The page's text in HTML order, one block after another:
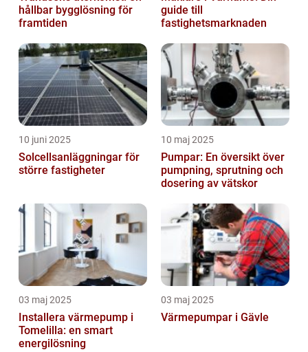
hållbar bygglösning för
framtiden
guide till
fastighetsmarknaden
10 juni 2025
Solcellsanläggningar för
större fastigheter
10 maj 2025
Pumpar: En översikt över
pumpning, sprutning och
dosering av vätskor
03 maj 2025
Installera värmepump i
Tomelilla: en smart
energilösning
03 maj 2025
Värmepumpar i Gävle